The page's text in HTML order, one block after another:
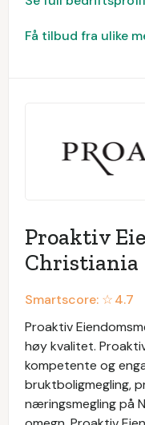
Få tilbud fra ulike
Proaktiv
Christiania
Smartscore: ☆4.7
Proaktiv
høy kvalitet.
kompetente og
bruktboligmegling,
næringsmegling på